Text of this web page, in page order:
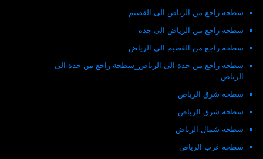
سطحه راجع من الرياض الى القصيم
سطحه راجع من الرياض الى جدة
سطحه راجع من القصيم الى الرياض
سطحه راجع من جدة الى الرياض_سطحة راجع من جدة الى
الرياض
سطحه شرق الرياض
سطحه شرق الرياض
سطحه شمال الرياض
سطحه غرب الرياض